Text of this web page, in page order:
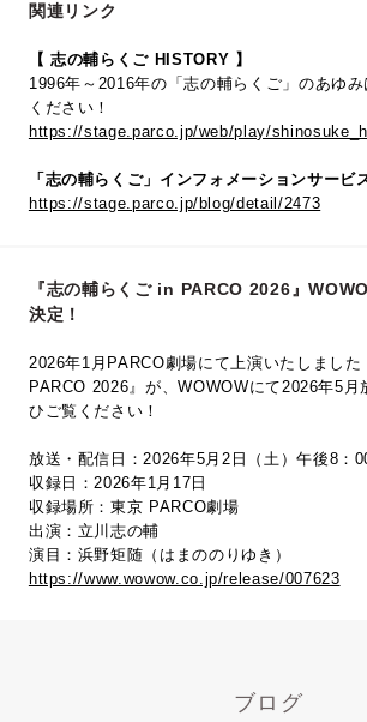
関連リンク
【 志の輔らくご HISTORY 】
1996年～2016年の「志の輔らくご」のあゆ
ください！
https://stage.parco.jp/web/play/
「志の輔らくご」インフォメーションサービ
https://stage.parco.jp/blog/detail/2473
『志の輔らくご in PARCO 2026』
決定！
2026年1月PARCO劇場にて上演いたしまし
PARCO 2026』が、WOWOWにて2026年5⽉
ひご覧ください！
放送・配信日：2026年5月2日（土）午後8：
収録日：2026年1月17日
収録場所：東京 PARCO劇場
出演：立川志の輔
演目：浜野矩随（はまののりゆき）
https://www.wowow.co.jp/release/007623
ブログ